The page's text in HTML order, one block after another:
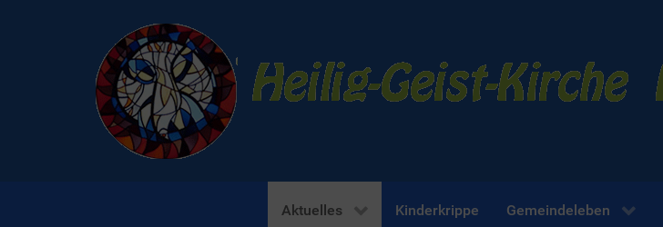
Aktuelles Kinderkrippe Gemeindeleben